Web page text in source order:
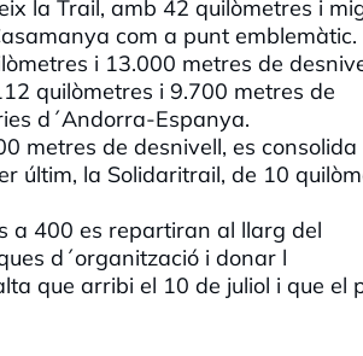
la Trail, amb 42 quilòmetres i
com a punt emblemàtic.
i 13.000 metres de
quilòmetres i 9.700 metres de
d´Andorra-Espanya.
metres de desnivell, es consolida
últim, la Solidaritrail, de 10
a 400 es repartiran al llarg del
d´organització i donar l
que arribi el 10 de juliol i que el